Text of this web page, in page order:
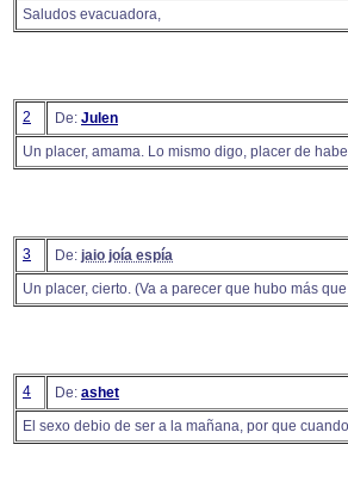
Saludos evacuadora,
2 De: Julen
Un placer, amama. Lo mismo digo, placer de
3 De: jaio joía espía
Un placer, cierto. (Va a parecer que hubo más
4 De: ashet
El sexo debio de ser a la mañana, por que